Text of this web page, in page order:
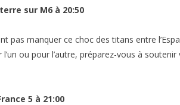
sur M6 à 20:50
pas manquer ce choc des titans entre
ou pour l’autre, préparez-vous à
5 à 21:00